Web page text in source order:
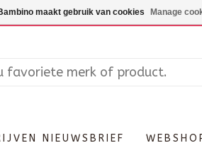
Maandag enkel op
NIEUWSBRIEF
maakt gebruik van cookies Manage